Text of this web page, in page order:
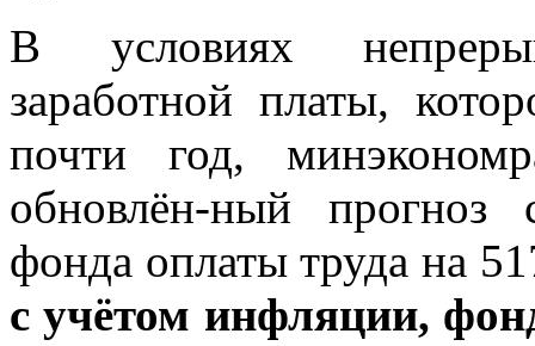
В условиях
заработной платы,
почти год,
обновлён-ный
фонда оплаты труда на
с учётом инфляции,